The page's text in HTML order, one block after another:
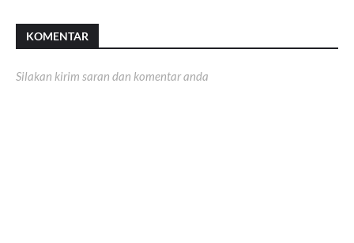
KOMENTAR
Silakan kirim saran dan komentar anda